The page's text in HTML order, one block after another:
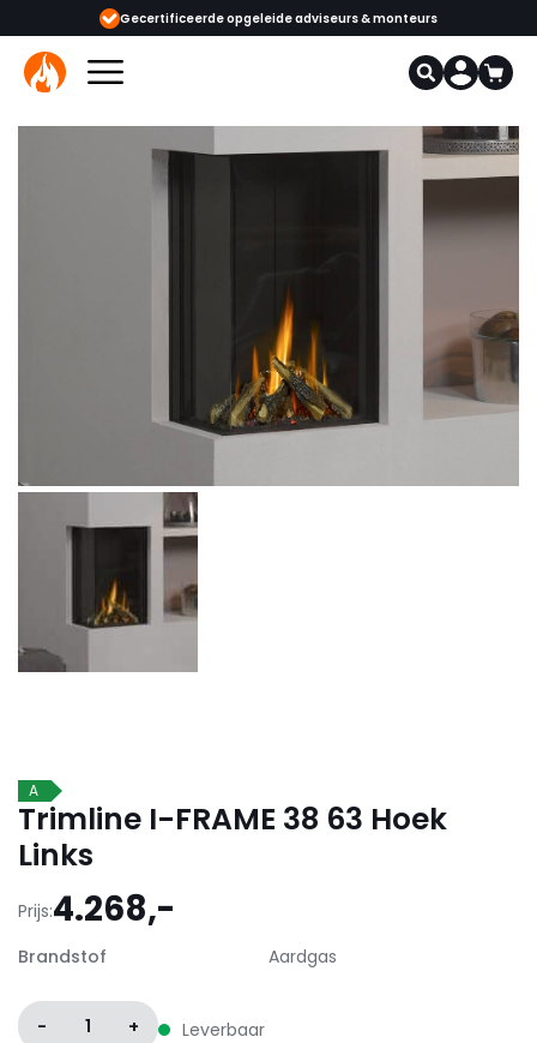
Gecertificeerde opgeleide adviseurs & monteurs
A
Trimline I-FRAME 38 63 Hoek
Links
Prijs:4.268,-
Brandstof Aardgas
- 1 + Leverbaar